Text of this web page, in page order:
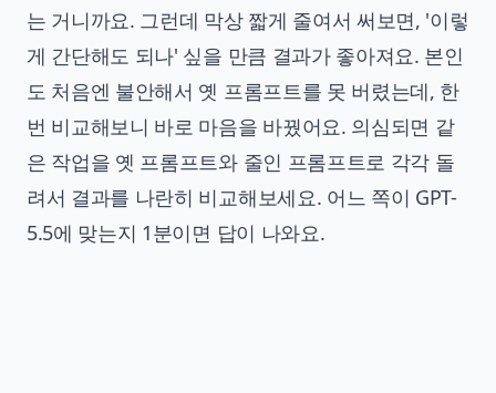
는 거니까요. 그런데 막상 짧게 줄여서 써보면, '이렇
게 간단해도 되나' 싶을 만큼 결과가 좋아져요. 본인
도 처음엔 불안해서 옛 프롬프트를 못 버렸는데, 한
번 비교해보니 바로 마음을 바꿨어요. 의심되면 같
은 작업을 옛 프롬프트와 줄인 프롬프트로 각각 돌
려서 결과를 나란히 비교해보세요. 어느 쪽이 GPT-
5.5에 맞는지 1분이면 답이 나와요.